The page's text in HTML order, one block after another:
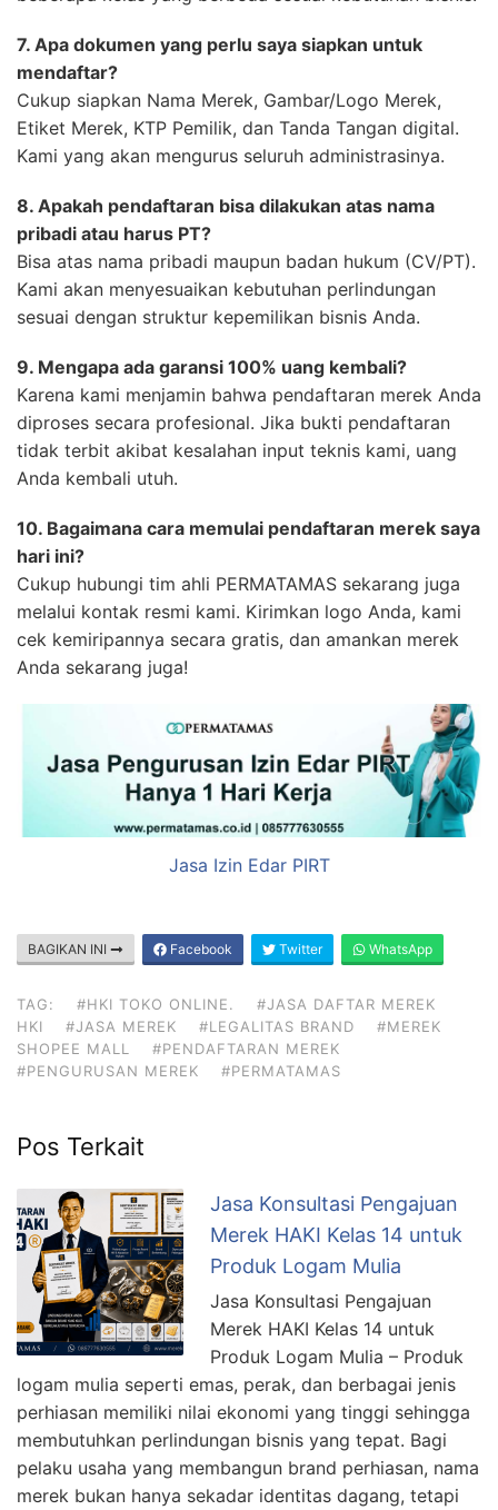
7. Apa dokumen yang perlu saya siapkan untuk
mendaftar?
Cukup siapkan Nama Merek, Gambar/Logo Merek,
Etiket Merek, KTP Pemilik, dan Tanda Tangan digital.
Kami yang akan mengurus seluruh administrasinya.
8. Apakah pendaftaran bisa dilakukan atas nama
pribadi atau harus PT?
Bisa atas nama pribadi maupun badan hukum (CV/PT).
Kami akan menyesuaikan kebutuhan perlindungan
sesuai dengan struktur kepemilikan bisnis Anda.
9. Mengapa ada garansi 100% uang kembali?
Karena kami menjamin bahwa pendaftaran merek Anda
diproses secara profesional. Jika bukti pendaftaran
tidak terbit akibat kesalahan input teknis kami, uang
Anda kembali utuh.
10. Bagaimana cara memulai pendaftaran merek saya
hari ini?
Cukup hubungi tim ahli PERMATAMAS sekarang juga
melalui kontak resmi kami. Kirimkan logo Anda, kami
cek kemiripannya secara gratis, dan amankan merek
Anda sekarang juga!
Jasa Izin Edar PIRT
BAGIKAN INI Facebook Twitter WhatsApp
TAG: #HKI TOKO ONLINE.
#JASA DAFTAR MEREK
HKI
#JASA MEREK #LEGALITAS BRAND
#MEREK
SHOPEE MALL
#PENDAFTARAN MEREK
#PENGURUSAN MEREK
#PERMATAMAS
Pos Terkait
Jasa Konsultasi Pengajuan
Merek HAKI Kelas 14 untuk
Produk Logam Mulia
Jasa Konsultasi Pengajuan
Merek HAKI Kelas 14 untuk
Produk Logam Mulia – Produk
logam mulia seperti emas, perak, dan berbagai jenis
perhiasan memiliki nilai ekonomi yang tinggi sehingga
membutuhkan perlindungan bisnis yang tepat. Bagi
pelaku usaha yang membangun brand perhiasan, nama
merek bukan hanya sekadar identitas dagang, tetapi